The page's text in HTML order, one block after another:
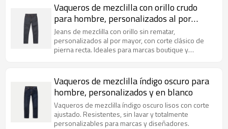
Vaqueros de mezclilla con orillo crudo
para hombre, personalizados al por
mayor
Jeans de mezclilla con orillo sin rematar,
personalizados al por mayor, con corte clásico de
pierna recta. Ideales para marcas boutique y
Vaqueros de mezclilla índigo oscuro para
hombre, personalizados y en blanco
Vaqueros de mezclilla índigo oscuro lisos con corte
ajustado. Resistentes, sin lavar y totalmente
personalizables para marcas y diseñadores.